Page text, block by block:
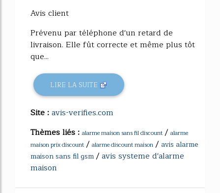
Avis client
Prévenu par téléphone d'un retard de
livraison. Elle fût correcte et même plus tôt
que...
LIRE LA SUITE
Site :avis-verifies.com
Thèmes liés : alarme maison sans fil discount / alarme
maison prix discount / alarme discount maison / avis alarme
maison sans fil gsm/avis systeme d'alarme
maison